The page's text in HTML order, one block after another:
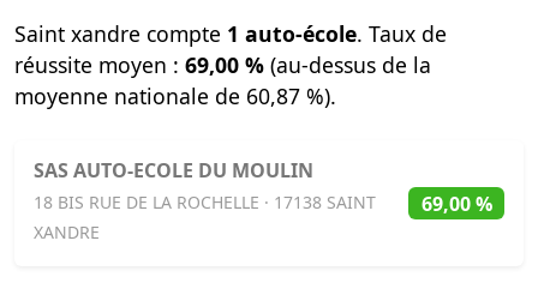
Saint xandre compte 1 auto-école. Taux de
réussite moyen : 69,00 % (au-dessus de la
moyenne nationale de 60,87 %).
SAS AUTO-ECOLE DU MOULIN
18 BIS RUE DE LA ROCHELLE · 17138 SAINT
XANDRE
69,00 %